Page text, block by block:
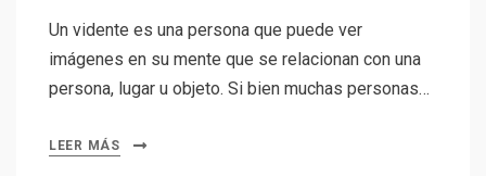
Un vidente es una persona que puede ver
imágenes en su mente que se relacionan con una
persona, lugar u objeto. Si bien muchas personas…
LEER MÁS